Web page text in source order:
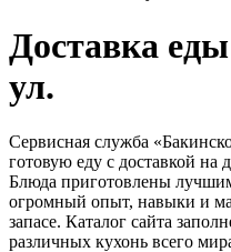
Доставка
ул.
Сервисная служба
готовую еду с доставкой на
Блюда приготовлены
огромный опыт, навыки и
запасе. Каталог сайта
различных кухонь всего